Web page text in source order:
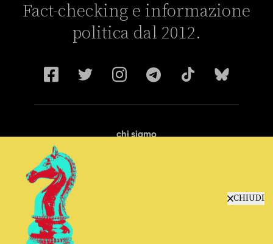
CHIUDI
Fact-checking e informazione
politica dal 2012.
chi siamo